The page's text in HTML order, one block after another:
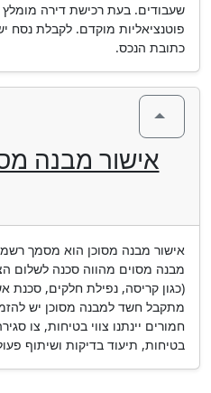
שעבודים. בעת רכישת דירה
פוטנציאליות מוקדם. לקבלת נסח
כתובת הנכס.
אישור מבנה
אישור מבנה מסוכן הוא מסמך
מבנה מסוים מהווה סכנה לשלום
(כגון קריסה, נפילת חלקים, סכנת
מתקבל חשד למבנה מסוכן יש
חמורים יינתנו צווי בטיחות, צו
בטיחות, תיעוד בדיקות ושיתוף